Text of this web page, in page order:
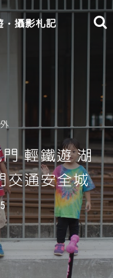
‧攝影札記
輕鐵遊 湖
通安全城